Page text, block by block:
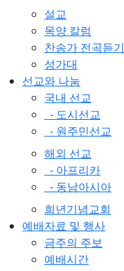
설교
목양 칼럼
찬송가 전곡듣기
성가대
선교와 나눔
국내 선교
- 도시선교
- 원주민선교
해외 선교
- 아프리카
- 동남아시아
희년기념교회
예배자료 및 행사
금주의 주보
예배시간